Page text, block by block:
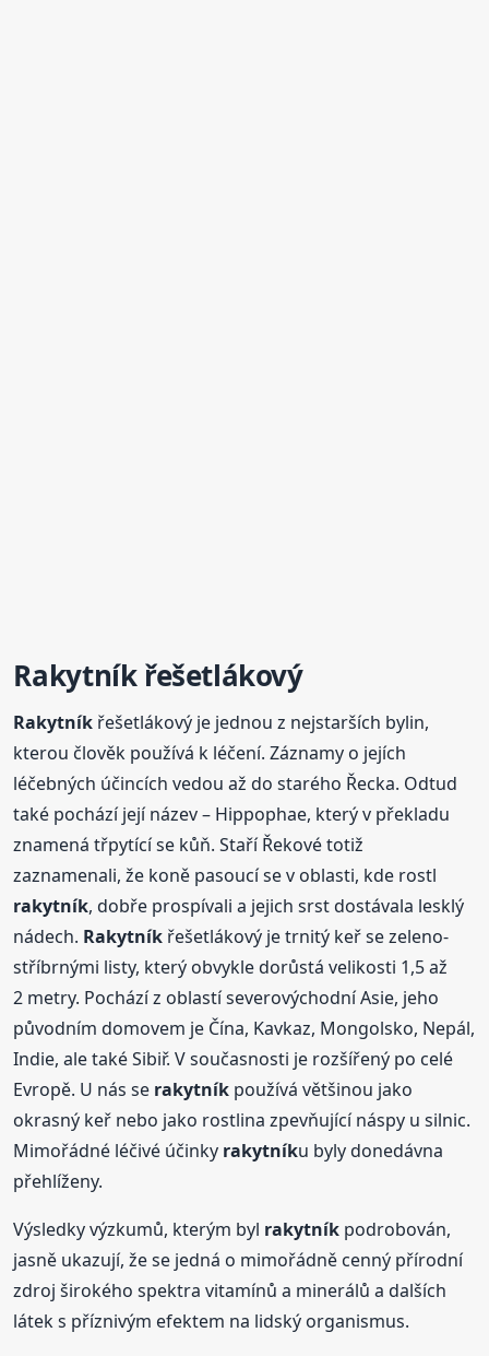
Rakytníkřešetlákový
Rakytník řešetlákový je jednou z nejstarších bylin,
kterou člověk používá k léčení. Záznamy o jejích
léčebných účincích vedou až do starého Řecka. Odtud
také pochází její název – Hippophae, který v překladu
znamená třpytící se kůň. Staří Řekové totiž
zaznamenali, že koně pasoucí se v oblasti, kde rostl
rakytník, dobře prospívali a jejich srst dostávala lesklý
nádech. Rakytník řešetlákový je trnitý keř se zeleno-
stříbrnými listy, který obvykle dorůstá velikosti 1,5 až
2 metry. Pochází z oblastí severovýchodní Asie, jeho
původním domovem je Čína, Kavkaz, Mongolsko, Nepál,
Indie, ale také Sibiř. V současnosti je rozšířený po celé
Evropě. U nás se rakytník používá většinou jako
okrasný keř nebo jako rostlina zpevňující náspy u silnic.
Mimořádné léčivé účinky rakytníku byly donedávna
přehlíženy.
Výsledky výzkumů, kterým byl rakytník podrobován,
jasně ukazují, že se jedná o mimořádně cenný přírodní
zdroj širokého spektra vitamínů a minerálů a dalších
látek s příznivým efektem na lidský organismus.